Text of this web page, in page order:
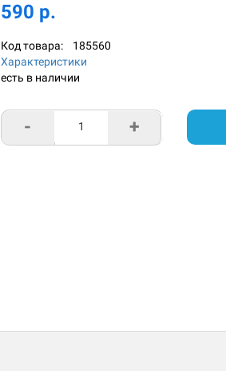
590 р.
Код товара: 185560
Характеристики
есть в наличии
- +